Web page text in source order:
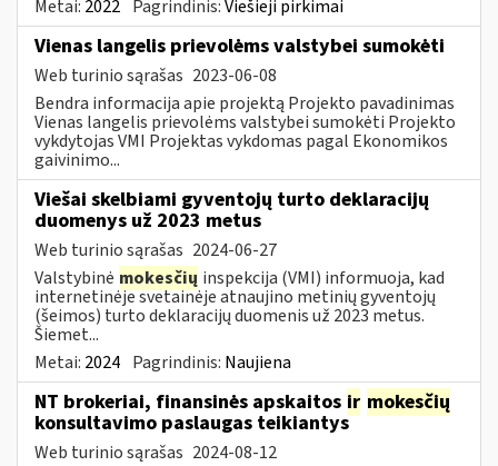
Metai: 2022 Pagrindinis:Viešieji pirkimai
Vienas langelis prievolėms valstybei sumokėti
Web turinio sąrašas 2023-06-08
Bendra informacija apie projektą Projekto pavadinimas
Vienas langelis prievolėms valstybei sumokėti Projekto
vykdytojas VMI Projektas vykdomas pagal Ekonomikos
gaivinimo...
Viešai skelbiami gyventojų turto deklaracijų
duomenys už 2023 metus
Web turinio sąrašas 2024-06-27
Valstybinė mokesčių inspekcija (VMI) informuoja, kad
internetinėje svetainėje atnaujino metinių gyventojų
(šeimos) turto deklaracijų duomenis už 2023 metus.
Šiemet...
Metai: 2024 Pagrindinis: Naujiena
NT brokeriai, finansinės apskaitos ir mokesčių
konsultavimo paslaugas teikiantys
Web turinio sąrašas 2024-08-12